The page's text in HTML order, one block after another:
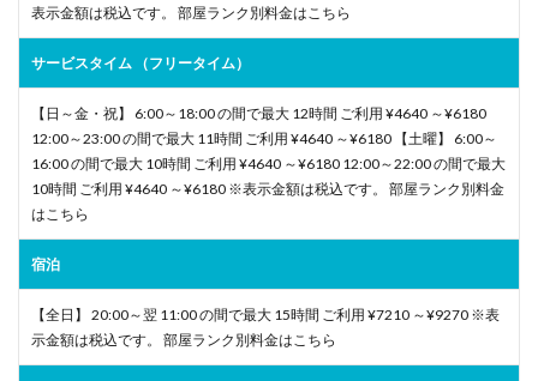
表示金額は税込です。 部屋ランク別料金はこちら
サービスタイム （フリータイム）
【日～金・祝】 6:00～18:00 の間で最大 12時間 ご利用 ¥4640 ～¥6180
12:00～23:00 の間で最大 11時間 ご利用 ¥4640 ～¥6180 【土曜】 6:00～
16:00 の間で最大 10時間 ご利用 ¥4640 ～¥6180 12:00～22:00 の間で最大
10時間 ご利用 ¥4640 ～¥6180 ※表示金額は税込です。 部屋ランク別料金
はこちら
宿泊
【全日】 20:00～翌 11:00 の間で最大 15時間 ご利用 ¥7210 ～¥9270 ※表
示金額は税込です。 部屋ランク別料金はこちら